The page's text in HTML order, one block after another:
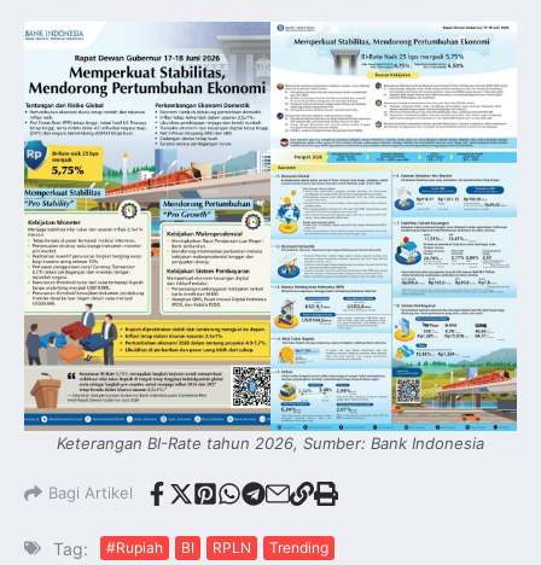
Keterangan BI-Rate tahun 2026, Sumber: Bank Indonesia
Bagi Artikel
Tag: #Rupiah BI RPLN Trending